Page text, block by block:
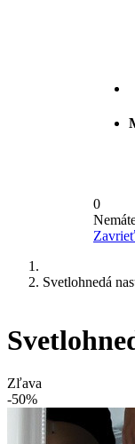
0
Zavrieť
Svetlohnedá
Zľava
-50%